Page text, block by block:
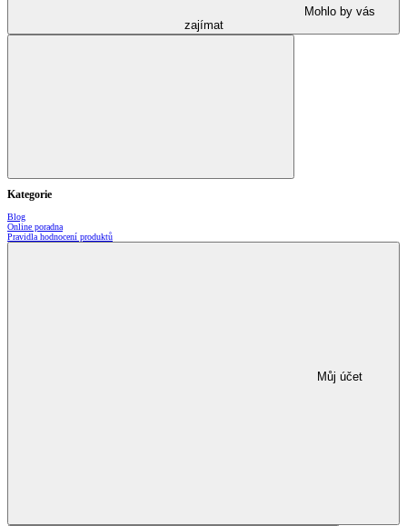
Mohlo by vás
zajímat
Kategorie
Blog
Online poradna
Pravidla hodnocení produktů
Můj účet